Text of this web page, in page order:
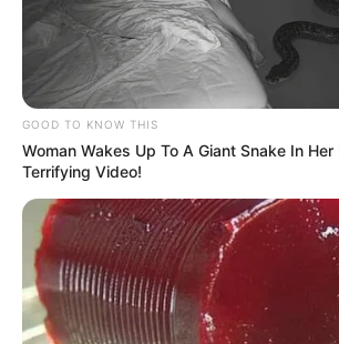
GOOD TO KNOW THIS
Woman Wakes Up To A Giant Snake In
Terrifying Video!